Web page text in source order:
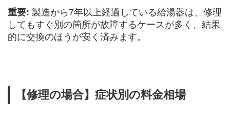
重要: 製造から7年以上経過している給湯器は、修理
してもすぐ別の箇所が故障するケースが多く、結果
的に交換のほうが安く済みます。
【修理の場合】症状別の料金相場